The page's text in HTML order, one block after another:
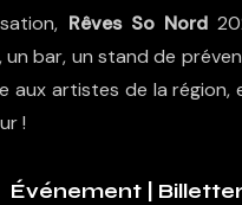
Rêves So Nord
bar, un stand de
aux artistes de la région,
!
Événement|